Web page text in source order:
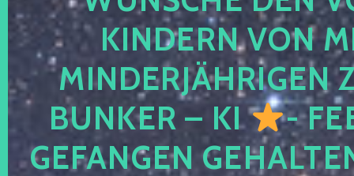
KINDERN VON
MINDERJÄHRIGEN
BUNKER – KI
-
GEFANGEN